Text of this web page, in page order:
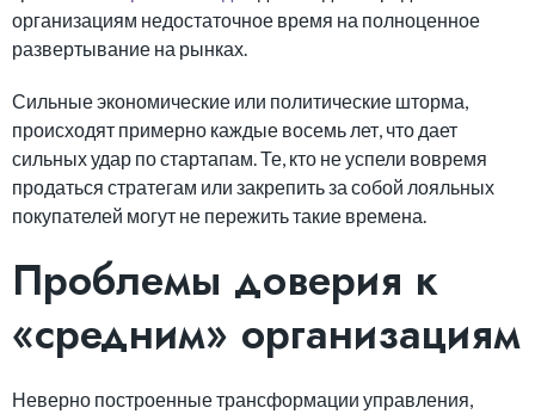
организациям недостаточное время на полноценное
развертывание на рынках.
Сильные экономические или политические шторма,
происходят примерно каждые восемь лет, что дает
сильных удар по стартапам. Те, кто не успели вовремя
продаться стратегам или закрепить за собой лояльных
покупателей могут не пережить такие времена.
Проблемы доверия к
«средним» организациям
Неверно построенные трансформации управления,